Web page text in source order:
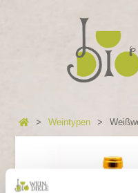
Weintypen